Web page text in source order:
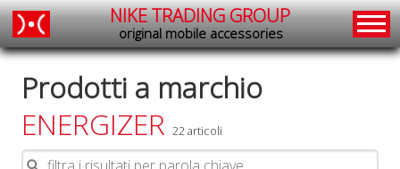
NIKE TRADING GROUP
original mobile accessories
Prodotti a marchio
ENERGIZER 22 articoli